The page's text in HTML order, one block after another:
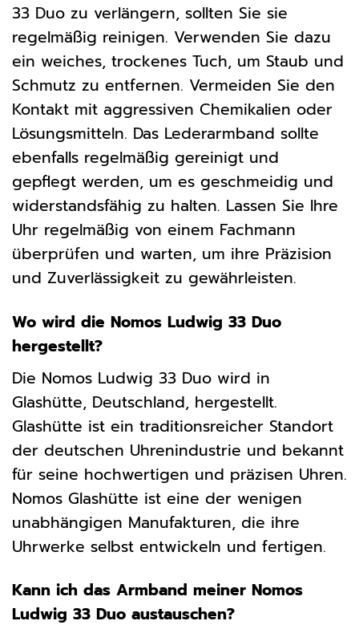
33 Duo zu verlängern, sollten Sie sie
regelmäßig reinigen. Verwenden Sie dazu
ein weiches, trockenes Tuch, um Staub und
Schmutz zu entfernen. Vermeiden Sie den
Kontakt mit aggressiven Chemikalien oder
Lösungsmitteln. Das Lederarmband sollte
ebenfalls regelmäßig gereinigt und
gepflegt werden, um es geschmeidig und
widerstandsfähig zu halten. Lassen Sie Ihre
Uhr regelmäßig von einem Fachmann
überprüfen und warten, um ihre Präzision
und Zuverlässigkeit zu gewährleisten.
Wo wird die Nomos Ludwig 33 Duo
hergestellt?
Die Nomos Ludwig 33 Duo wird in
Glashütte, Deutschland, hergestellt.
Glashütte ist ein traditionsreicher Standort
der deutschen Uhrenindustrie und bekannt
für seine hochwertigen und präzisen Uhren.
Nomos Glashütte ist eine der wenigen
unabhängigen Manufakturen, die ihre
Uhrwerke selbst entwickeln und fertigen.
Kann ich das Armband meiner Nomos
Ludwig 33 Duo austauschen?